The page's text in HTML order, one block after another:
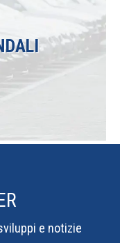
e liberi
e notizie